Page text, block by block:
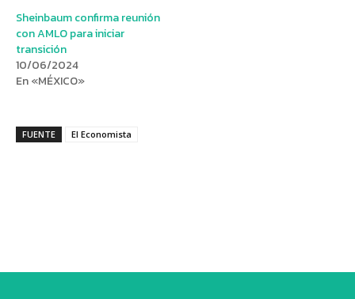
Sheinbaum confirma reunión
con AMLO para iniciar
transición
10/06/2024
En «MÉXICO»
FUENTE El Economista